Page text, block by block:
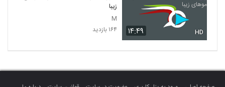
۱۴:۴۹ HD
زیبا
M
۱۶۴ بازدید